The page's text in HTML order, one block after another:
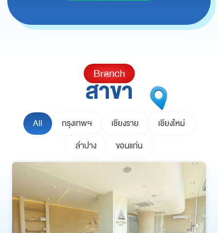
Branch
สาขา
All กรุงเทพฯ เชียงราย
เชียงใหม่
ลำปาง
ขอนแก่น